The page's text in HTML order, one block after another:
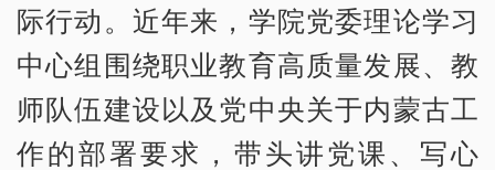
际行动。近年来，学院党委理论学习
中心组围绕职业教育高质量发展、教
师队伍建设以及党中央关于内蒙古工
作的部署要求，带头讲党课、写心